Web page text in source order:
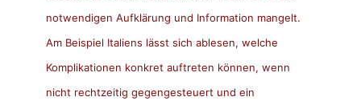
notwendigen Aufklärung und Information mangelt.
Am Beispiel Italiens lässt sich ablesen, welche
Komplikationen konkret auftreten können, wenn
nicht rechtzeitig gegengesteuert und ein